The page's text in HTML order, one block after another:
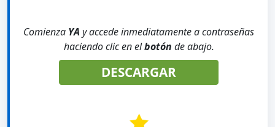
Comienza YA y accede inmediatamente a contraseñas
haciendo clic en elbotón de abajo.
DESCARGAR